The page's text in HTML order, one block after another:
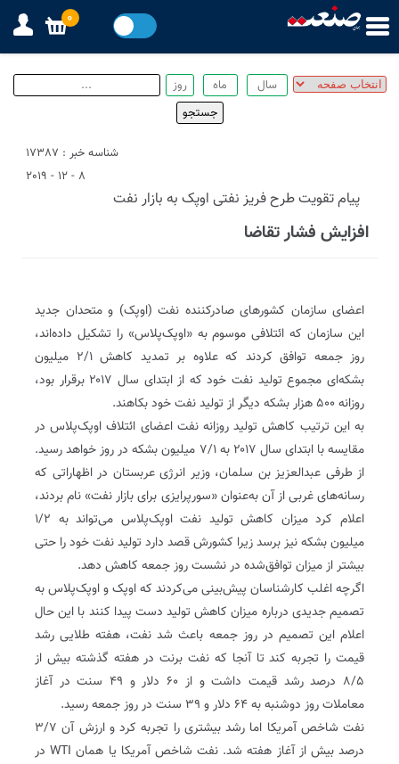
شناسه خبر : 17387
8 - 12 - 2019
پیام تقویت طرح فریز نفتی اوپک به بازار نفت
افزایش فشار تقاضا
اعضای سازمان کشورهای صادرکننده نفت (اوپک) و متحدان جدید
این سازمان که ائتلافی موسوم به «اوپک‌پلاس» را تشکیل داده‌اند،
روز جمعه توافق کردند که علاوه بر تمدید کاهش ۲/۱ میلیون
بشکه‌ای مجموع تولید نفت خود که از ابتدای سال ۲۰۱۷ برقرار بود،
روزانه ۵۰۰ هزار بشکه دیگر از تولید نفت خود بکاهند.
به این ترتیب کاهش تولید روزانه نفت اعضای ائتلاف اوپک‌پلاس در
مقایسه با ابتدای سال ۲۰۱۷ به ۷/۱ میلیون بشکه در روز خواهد رسید.
از طرفی عبدالعزیز بن سلمان، وزیر انرژی عربستان در اظهاراتی که
رسانه‌های غربی از آن به‌عنوان «سورپرایزی برای بازار نفت» نام بردند،
اعلام کرد میزان کاهش تولید نفت اوپک‌پلاس می‌تواند به ۱/۲
میلیون بشکه نیز برسد زیرا کشورش قصد دارد تولید نفت خود را حتی
بیشتر از میزان توافق‌شده در نشست روز جمعه کاهش دهد.
اگرچه اغلب کارشناسان پیش‌بینی می‌کردند که اوپک و اوپک‌پلاس به
تصمیم جدیدی درباره میزان کاهش تولید دست پیدا کنند‌ با این حال
اعلام این تصمیم در روز جمعه باعث شد نفت، ‌هفته طلایی رشد
قیمت را تجربه کند تا آنجا که نفت برنت در هفته گذشته بیش از
۸/۵ درصد رشد قیمت داشت و از ۶۰ دلار و ۴۹ سنت در آغاز
معاملات روز دوشنبه به ۶۴ دلار و ۳۹ سنت در روز جمعه رسید.
نفت شاخص آمریکا اما رشد بیشتری را تجربه کرد و ارزش آن ۳/۷
درصد بیش از آغاز هفته شد. نفت شاخص آمریکا یا همان WTI در
0